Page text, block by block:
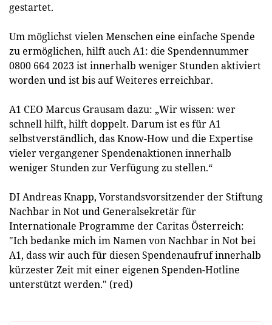
gestartet.
Um möglichst vielen Menschen eine einfache Spende
zu ermöglichen, hilft auch A1: die Spendennummer
0800 664 2023 ist innerhalb weniger Stunden aktiviert
worden und ist bis auf Weiteres erreichbar.
A1 CEO Marcus Grausam dazu: „Wir wissen: wer
schnell hilft, hilft doppelt. Darum ist es für A1
selbstverständlich, das Know-How und die Expertise
vieler vergangener Spendenaktionen innerhalb
weniger Stunden zur Verfügung zu stellen.“
DI Andreas Knapp, Vorstandsvorsitzender der Stiftung
Nachbar in Not und Generalsekretär für
Internationale Programme der Caritas Österreich:
"Ich bedanke mich im Namen von Nachbar in Not bei
A1, dass wir auch für diesen Spendenaufruf innerhalb
kürzester Zeit mit einer eigenen Spenden-Hotline
unterstützt werden." (red)